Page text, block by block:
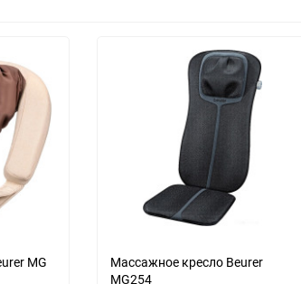
MG
Массажное кресло Beurer
MG254